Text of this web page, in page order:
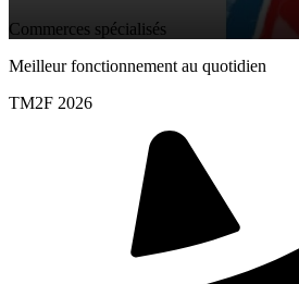
Commerces spécialisés
Meilleur fonctionnement au quotidien
TM2F 2026